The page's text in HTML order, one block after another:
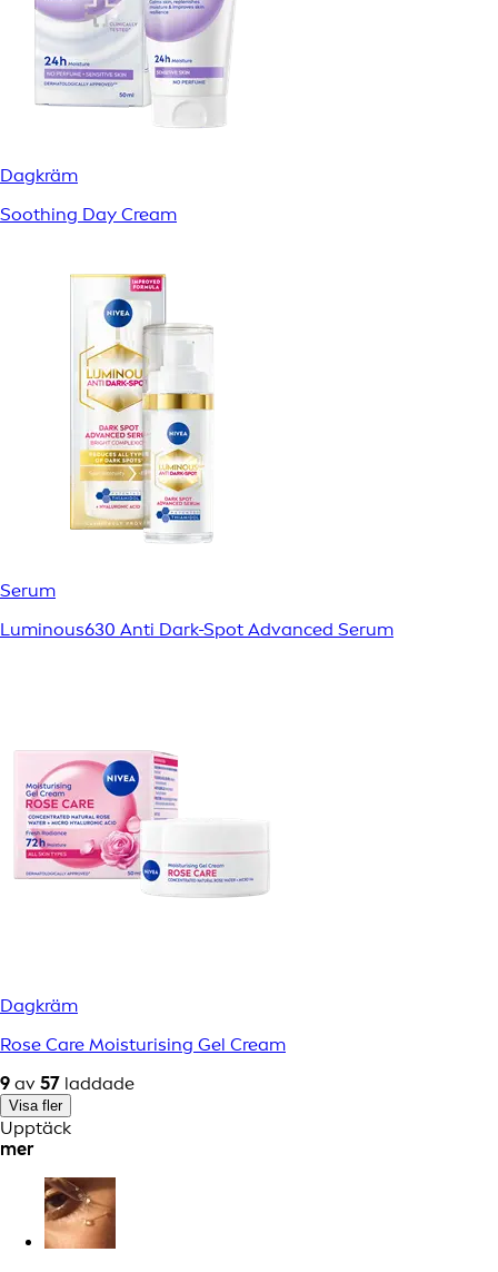
Dagkräm
Soothing Day Cream
Serum
Luminous630 Anti Dark-Spot Advanced Serum
Dagkräm
Rose Care Moisturising Gel Cream
9 av 57 laddade
Visa fler
Upptäck
mer